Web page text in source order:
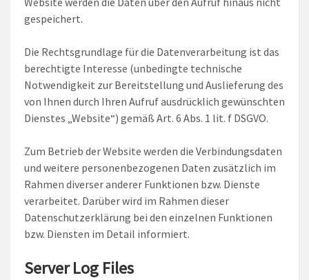
gespeichert.
Die Rechtsgrundlage für die Datenverarbeitung ist das
berechtigte Interesse (unbedingte technische
Notwendigkeit zur Bereitstellung und Auslieferung des
von Ihnen durch Ihren Aufruf ausdrücklich gewünschten
Dienstes „Website“) gemäß Art. 6 Abs. 1 lit. f DSGVO.
Zum Betrieb der Website werden die Verbindungsdaten
und weitere personenbezogenen Daten zusätzlich im
Rahmen diverser anderer Funktionen bzw. Dienste
verarbeitet. Darüber wird im Rahmen dieser
Datenschutzerklärung bei den einzelnen Funktionen
bzw. Diensten im Detail informiert.
Server Log Files